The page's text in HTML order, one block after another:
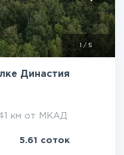
/ 5
Династия
км от МКАД
5.61 соток